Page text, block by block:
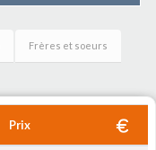
Frères et soeurs
Prix